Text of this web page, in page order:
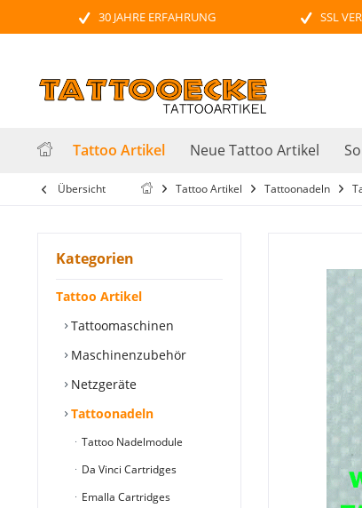
30 JAHRE ERFAHRUNG SSL
Tattoo Artikel Neue Tattoo Artikel
Übersicht Tattoo Artikel Tattoonadeln
Kategorien
Tattoo Artikel
Tattoomaschinen
Maschinenzubehör
Netzgeräte
Tattoonadeln
Tattoo Nadelmodule
Da Vinci Cartridges
Emalla Cartridges